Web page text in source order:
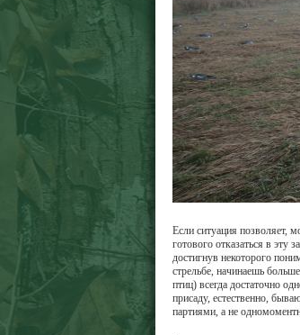
Если ситуация позволяет,
готового отказаться в
достигнув некоторого
стрельбе, начинаешь
птиц) всегда достаточно
присаду, естественно,
партиями, а не